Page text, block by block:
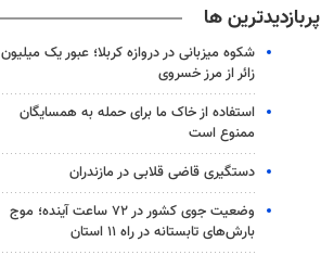
پربازدیدترین ها
شکوه میزبانی در دروازه کربلا؛ عبور یک میلیون
زائر از مرز خسروی
استفاده از خاک ما برای حمله به همسایگان
ممنوع است
دستگیری قاضی قلابی در مازندران
وضعیت جوی کشور در ۷۲ ساعت آینده؛ موج
بارش‌های تابستانه در راه ۱۱ استان